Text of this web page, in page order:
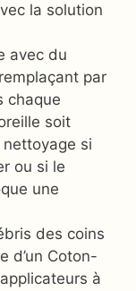
la solution
avec du
par
chaque
soit
si
ou si le
une
des coins
d’un Coton-
à